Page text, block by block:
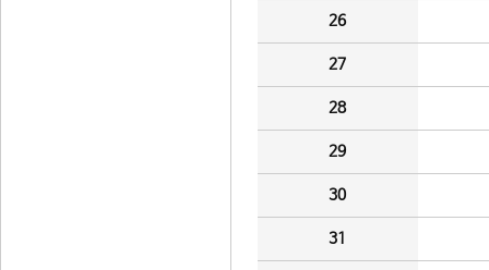
26
27
28
29
30
31